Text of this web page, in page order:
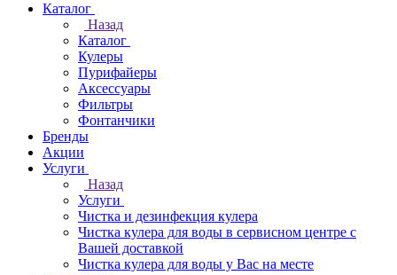
Каталог
Назад
Каталог
Кулеры
Пурифайеры
Аксессуары
Фильтры
Фонтанчики
Бренды
Акции
Услуги
Назад
Услуги
Чистка и дезинфекция кулера
Чистка кулера для воды в сервисном центре с
Вашей доставкой
Чистка кулера для воды у Вас на месте